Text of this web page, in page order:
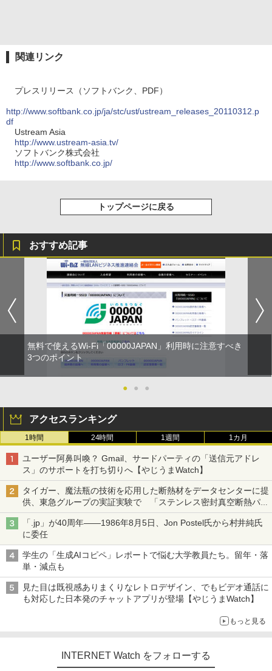
関連リンク
プレスリリース（ソフトバンク、PDF）
http://www.softbank.co.jp/ja/stc/ust/ustream_releases_20110312.p
df
Ustream Asia
http://www.ustream-asia.tv/
ソフトバンク株式会社
http://www.softbank.co.jp/
トップページに戻る
おすすめ記事
無料で使えるWi-Fi「00000JAPAN」利用時に注意すべき
3つのポイント
● ● ●
アクセスランキング
1時間 24時間 1週間 1カ月
ユーザー阿鼻叫喚？ Gmail、サードパーティの「送信元アドレ
ス」のサポートを打ち切りへ【やじうまWatch】
タイガー、魔法瓶の技術を応用した断熱材をデータセンターに提
供、東急グループの実証実験で 「ステンレス密封真空断熱パネ
ル TIVIP」
「.jp」が40周年――1986年8月5日、Jon Postel氏から村井純氏
に委任
学生の「生成AIコピペ」レポートで悩む大学教員たち。留年・落
単・減点も
見た目は既視感ありまくりなレトロデザイン、でもビデオ通話に
も対応した日本発のチャットアプリが登場【やじうまWatch】
もっと見る
INTERNET Watch をフォローする